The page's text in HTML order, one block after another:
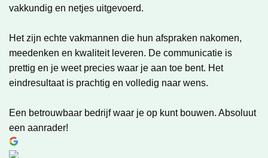
vakkundig en netjes uitgevoerd.
Het zijn echte vakmannen die hun afspraken nakomen,
meedenken en kwaliteit leveren. De communicatie is
prettig en je weet precies waar je aan toe bent. Het
eindresultaat is prachtig en volledig naar wens.
Een betrouwbaar bedrijf waar je op kunt bouwen. Absoluut
een aanrader!